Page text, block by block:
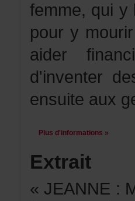
Plusd'informations»
Extrait